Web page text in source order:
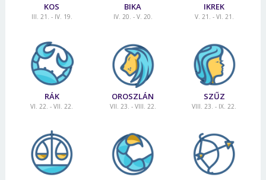
KOS
III. 21. - IV. 19.
BIKA
IV. 20. - V. 20.
IKREK
V. 21. - VI. 21.
RÁK
VI. 22. - VII. 22.
OROSZLÁN
VII. 23. - VIII. 22.
SZŰZ
VIII. 23. - IX. 22.